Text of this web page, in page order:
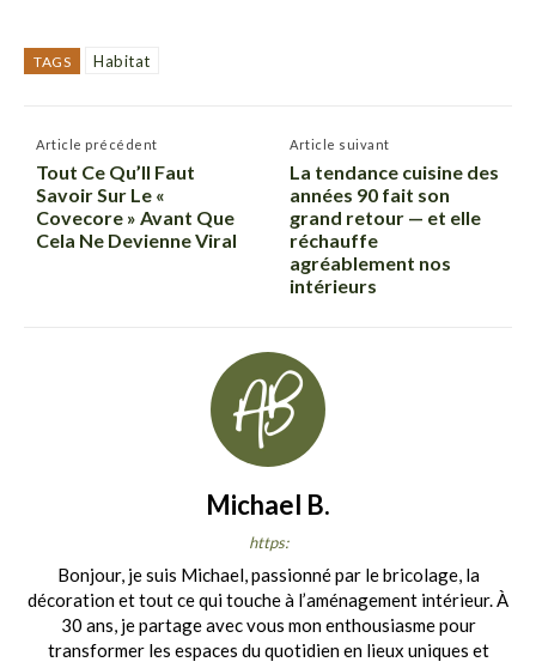
TAGS Habitat
Article précédent
Tout Ce Qu’Il Faut
Savoir Sur Le «
Covecore » Avant Que
Cela Ne Devienne Viral
Article suivant
La tendance cuisine des
années 90 fait son
grand retour — et elle
réchauffe
agréablement nos
intérieurs
Michael B.
https:
Bonjour, je suis Michael, passionné par le bricolage, la
décoration et tout ce qui touche à l’aménagement intérieur. À
30 ans, je partage avec vous mon enthousiasme pour
transformer les espaces du quotidien en lieux uniques et